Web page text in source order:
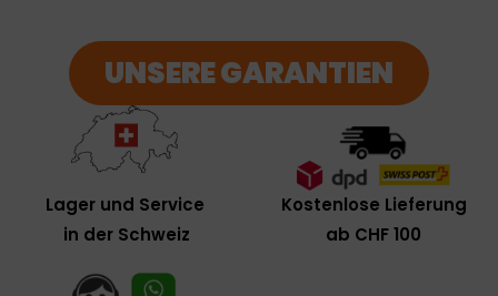
UNSERE GARANTIEN
Lager und Service
in der Schweiz
Kostenlose Lieferung
ab CHF 100